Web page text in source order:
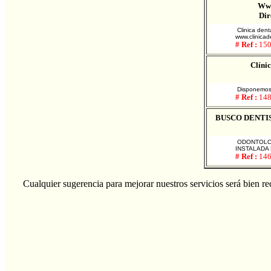
Clinica
# Ref :
# Ref :
BUSCO
INSTALADA
# Ref :
Cualquier sugerencia para mejorar nuestros servicios será bien